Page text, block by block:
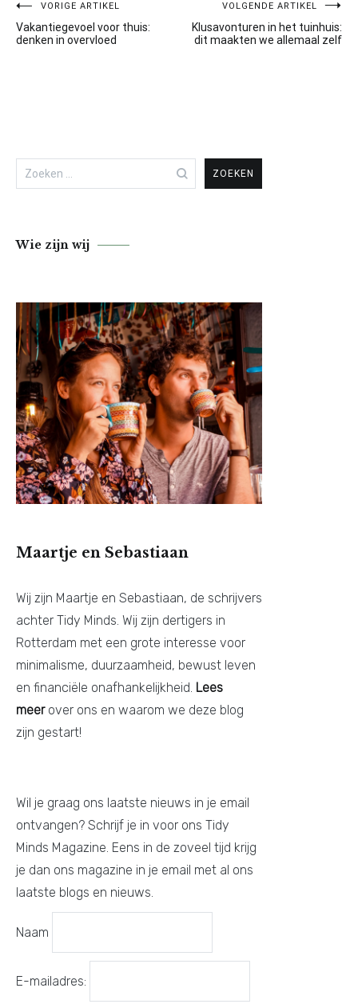
Bericht
navigatie
VORIGE ARTIKEL
Vakantiegevoel voor thuis:
denken in overvloed
VOLGENDE ARTIKEL
Klusavonturen in het tuinhuis:
dit maakten we allemaal zelf
Zoeken
naar:
Wie zijn wij
Maartje en Sebastiaan
Wij zijn Maartje en Sebastiaan, de schrijvers
achter Tidy Minds. Wij zijn dertigers in
Rotterdam met een grote interesse voor
minimalisme, duurzaamheid, bewust leven
en financiële onafhankelijkheid. Lees
meerover ons en waarom we deze blog
zijn gestart!
Wil je graag ons laatste nieuws in je email
ontvangen? Schrijf je in voor ons Tidy
Minds Magazine. Eens in de zoveel tijd krijg
je dan ons magazine in je email met al ons
laatste blogs en nieuws.
Naam
E-mailadres: